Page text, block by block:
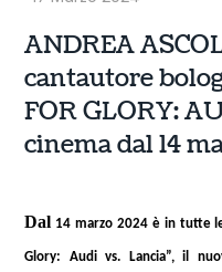
ANDREA
cantautore
FOR GLORY:
cinema dal 14
Dal 14 marzo 2024 è in tutte
Glory: Audi vs. Lancia”,il